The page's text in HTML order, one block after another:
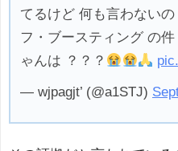
てるけど 何も言わないの
フ・ブースティング の
ゃんは ？？？
— wjpagjt’ (@a1STJ)